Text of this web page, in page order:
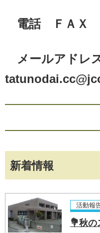
電話 ＦＡＸ
メールアドレ
新着情報
活動報
💐秋の